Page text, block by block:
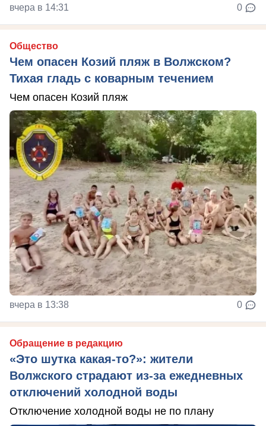
вчера в 14:31 0
Общество
Чем опасен Козий пляж в Волжском?
Тихая гладь с коварным течением
Чем опасен Козий пляж
вчера в 13:38 0
Обращение в редакцию
«Это шутка какая-то?»: жители
Волжского страдают из‑за ежедневных
отключений холодной воды
Отключение холодной воды не по плану